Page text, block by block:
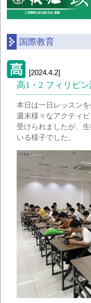
国際教育
[2024.4.2]
高1・2 フィリピ
本日は一日レッスンを
週末様々なアクティ
受けられましたが、
いる様子でした。